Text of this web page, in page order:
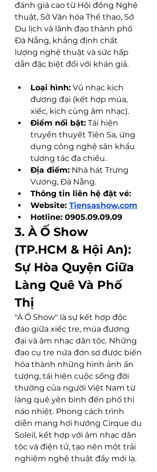
đánh giá cao từ Hội đồng Nghệ
thuật, Sở Văn hóa Thể thao, Sở
Du lịch và lãnh đạo thành phố
Đà Nẵng, khẳng định chất
lượng nghệ thuật và sức hấp
dẫn đặc biệt đối với khán giả.
Loại hình: Vũ nhạc kịch
đương đại (kết hợp múa,
xiếc, kịch cùng âm nhạc).
Điểm nổi bật: Tái hiện
truyền thuyết Tiên Sa, ứng
dụng công nghệ sân khấu
tương tác đa chiều.
Địa điểm: Nhà hát Trưng
Vương, Đà Nẵng.
Thông tin liên hệ đặt vé:
Website: Tiensashow.com
Hotline: 0905.09.09.09
3. À Ố Show
(TP.HCM & Hội An):
Sự Hòa Quyện Giữa
Làng Quê Và Phố
Thị
"À Ố Show" là sự kết hợp độc
đáo giữa xiếc tre, múa đương
đại và âm nhạc dân tộc. Những
đạo cụ tre nứa đơn sơ được biến
hóa thành những hình ảnh ấn
tượng, tái hiện cuộc sống đời
thường của người Việt Nam từ
làng quê yên bình đến phố thị
náo nhiệt. Phong cách trình
diễn mang hơi hướng Cirque du
Soleil, kết hợp với âm nhạc dân
tộc và điện tử, tạo nên một trải
nghiệm nghệ thuật đầy mới lạ.